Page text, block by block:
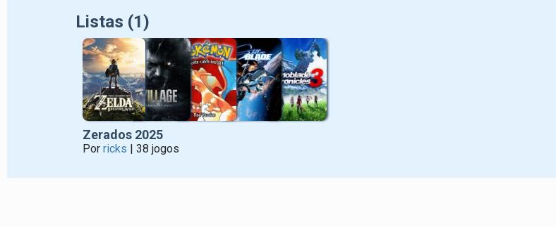
Listas (1)
Zerados 2025
Por ricks | 38 jogos